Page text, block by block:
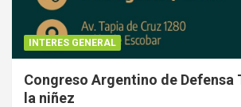
INTERES GENERAL
Congreso Argentino de Defensa
la niñez